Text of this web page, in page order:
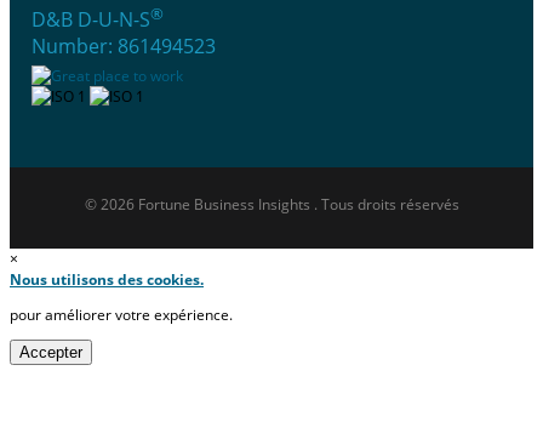
D&B D-U-N-S®
Number: 861494523
© 2026 Fortune Business Insights . Tous droits réservés
×
Nous utilisons des cookies.
pour améliorer votre expérience.
Accepter